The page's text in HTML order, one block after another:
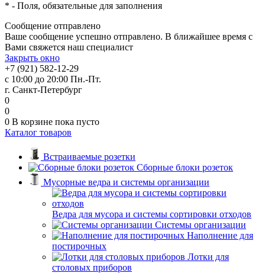
* - Поля, обязательные для заполнения
Сообщение отправлено
Ваше сообщение успешно отправлено. В ближайшее время с
Вами свяжется наш специалист
Закрыть окно
+7 (921) 582-12-29
с 10:00 до 20:00 Пн.-Пт.
г. Санкт-Петербург
0
0
0 В корзине пока пусто
Каталог товаров
Встраиваемые розетки
Сборные блоки розеток
Мусорные ведра и системы организации
Ведра для мусора и системы сортировки отходов
Системы организации
Наполнение для
постирочных
Лотки для
столовых приборов